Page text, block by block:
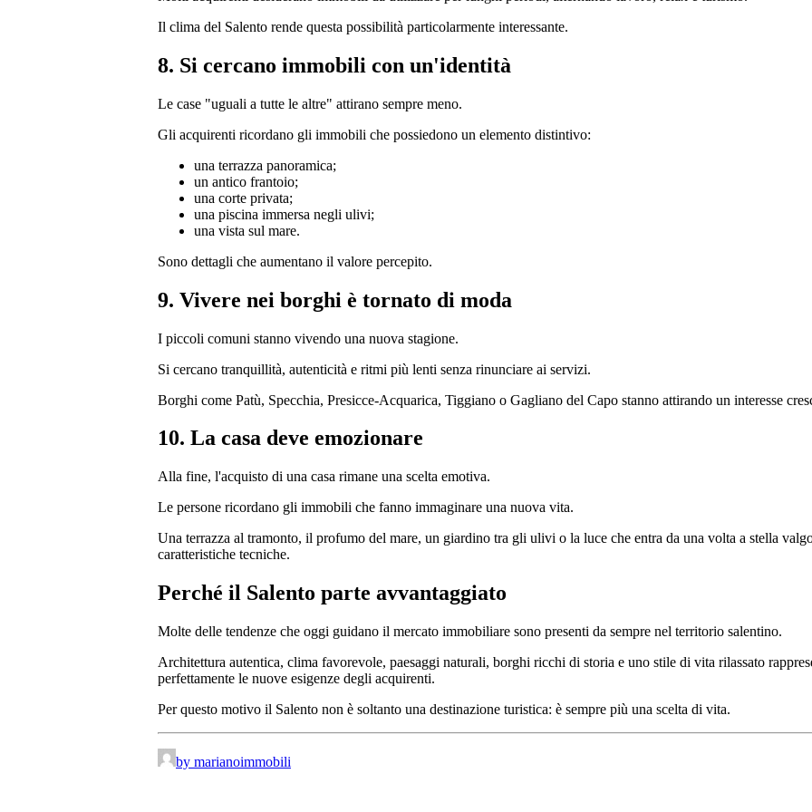
Il clima del Salento rende questa possibilità particolarmente interessante.
8. Si cercano immobili con un'identità
Le case "uguali a tutte le altre" attirano sempre meno.
Gli acquirenti ricordano gli immobili che possiedono un elemento distintivo:
una terrazza panoramica;
un antico frantoio;
una corte privata;
una piscina immersa negli ulivi;
una vista sul mare.
Sono dettagli che aumentano il valore percepito.
9. Vivere nei borghi è tornato di moda
I piccoli comuni stanno vivendo una nuova stagione.
Si cercano tranquillità, autenticità e ritmi più lenti senza rinunciare ai servizi.
Borghi come Patù, Specchia, Presicce-Acquarica, Tiggiano o Gagliano del Capo stanno attirando un interesse
10. La casa deve emozionare
Alla fine, l'acquisto di una casa rimane una scelta emotiva.
Le persone ricordano gli immobili che fanno immaginare una nuova vita.
Una terrazza al tramonto, il profumo del mare, un giardino tra gli ulivi o la luce che entra da una volta a stella
caratteristiche tecniche.
Perché il Salento parte avvantaggiato
Molte delle tendenze che oggi guidano il mercato immobiliare sono presenti da sempre nel territorio salentino.
Architettura autentica, clima favorevole, paesaggi naturali, borghi ricchi di storia e uno stile di vita rilassato
perfettamente le nuove esigenze degli acquirenti.
Per questo motivo il Salento non è soltanto una destinazione turistica: è sempre più una scelta di vita.
by marianoimmobili